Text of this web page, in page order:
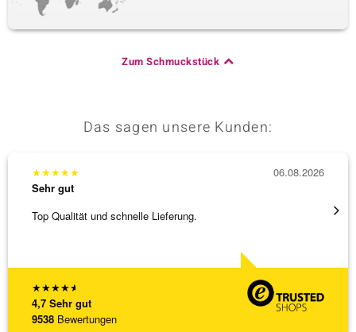
Zum Schmuckstück
Das sagen unsere Kunden:
★★★★★
4,7 Sehr gut
9538 Bewertungen
★★★★★
Sehr gut
Top Qualität und schnelle Lieferung.
06.08.2026